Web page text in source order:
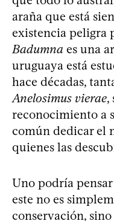
araña que está
existencia peligra
Badumna es una
uruguaya está
hace décadas,
Anelosimus vierae,
reconocimiento a
común dedicar el
quienes las
Uno podría
este no es
conservación,